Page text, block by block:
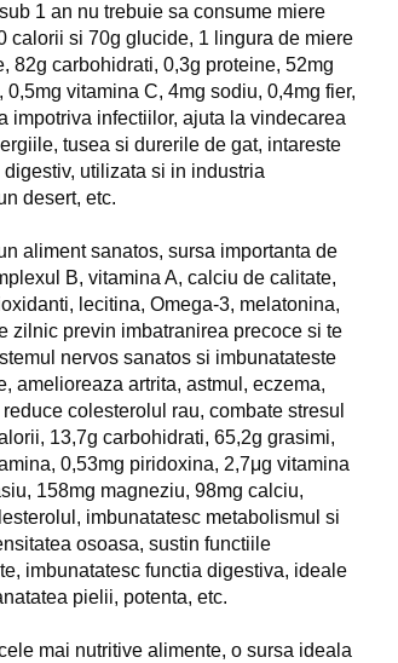
1 an nu trebuie sa consume miere
calorii si 70g glucide, 1 lingura de miere
82g carbohidrati, 0,3g proteine, 52mg
vitamina C, 4mg sodiu, 0,4mg fier,
impotriva infectiilor, ajuta la vindecarea
tusea si durerile de gat, intareste
utilizata si in industria
desert, etc.
aliment sanatos, sursa importanta de
B, vitamina A, calciu de calitate,
lecitina, Omega-3, melatonina,
zilnic previn imbatranirea precoce si te
nervos sanatos si imbunatateste
amelioreaza artrita, astmul, eczema,
colesterolul rau, combate stresul
13,7g carbohidrati, 65,2g grasimi,
0,53mg piridoxina, 2,7μg vitamina
158mg magneziu, 98mg calciu,
imbunatatesc metabolismul si
osoasa, sustin functiile
imbunatatesc functia digestiva, ideale
pielii, potenta, etc.
mai nutritive alimente, o sursa ideala